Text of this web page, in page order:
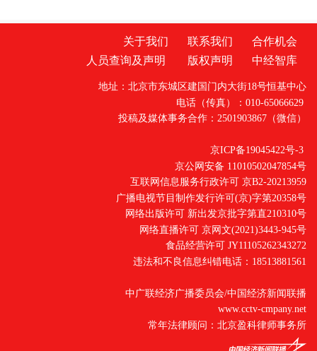
关于我们 联系我们
合作机会
人员查询及声明
版权声明 中经智库
地址：北京市东城区建国门内大街18号恒基中心
电话（传真）：010-65066629
投稿及媒体事务合作：2501903867（微信）
京ICP备19045422号-3
京公网安备 11010502047854号
互联网信息服务行政许可 京B2-20213959
广播电视节目制作发行许可(京)字第20358号
网络出版许可 新出发京批字第直210310号
网络直播许可 京网文(2021)3443-945号
食品经营许可 JY11105262343272
违法和不良信息纠错电话：18513881561
中广联经济广播委员会/中国经济新闻联播
www.cctv-cmpany.net
常年法律顾问：北京盈科律师事务所